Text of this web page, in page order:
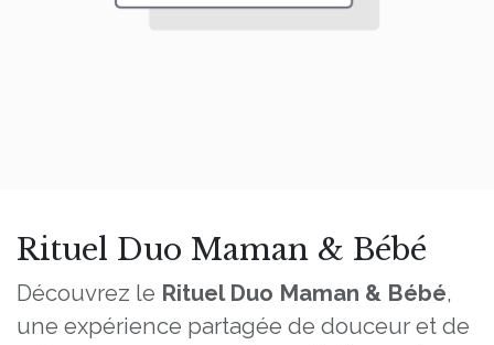
Rituel Duo Maman & Bébé
Découvrez le Rituel Duo Maman & Bébé,
une expérience partagée de douceur et de